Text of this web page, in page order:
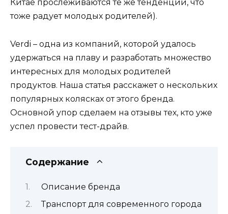
Китае прослеживаются те же тенденции, что
тоже радует молодых родителей).
Verdi – одна из компаний, которой удалось
удержаться на плаву и разработать множество
интересных для молодых родителей
продуктов. Наша статья расскажет о нескольких
популярных колясках от этого бренда.
Основной упор сделаем на отзывы тех, кто уже
успел провести тест-драйв.
Содержание
Описание бренда
Транспорт для современного города